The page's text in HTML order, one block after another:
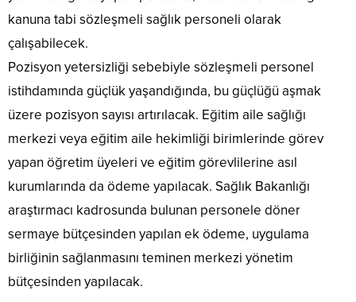
kanuna tabi sözleşmeli sağlık personeli olarak
çalışabilecek.
Pozisyon yetersizliği sebebiyle sözleşmeli personel
istihdamında güçlük yaşandığında, bu güçlüğü aşmak
üzere pozisyon sayısı artırılacak. Eğitim aile sağlığı
merkezi veya eğitim aile hekimliği birimlerinde görev
yapan öğretim üyeleri ve eğitim görevlilerine asıl
kurumlarında da ödeme yapılacak. Sağlık Bakanlığı
araştırmacı kadrosunda bulunan personele döner
sermaye bütçesinden yapılan ek ödeme, uygulama
birliğinin sağlanmasını teminen merkezi yönetim
bütçesinden yapılacak.